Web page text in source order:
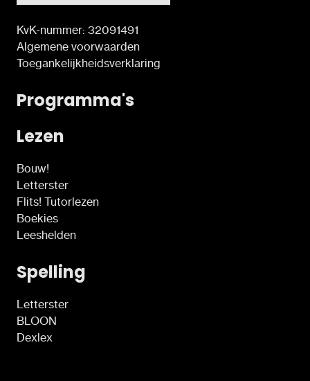
KvK-nummer: 32091491
Algemene voorwaarden
Toegankelijkheidsverklaring
Programma's
Lezen
Bouw!
Letterster
Flits! Tutorlezen
Boekies
Leeshelden
Spelling
Letterster
BLOON
Dexlex